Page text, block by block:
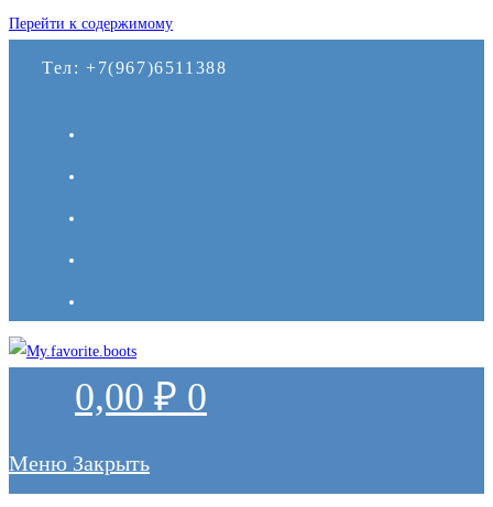
Перейти к содержимому
Тел: +7(967)6511388
0,00 ₽ 0
Меню Закрыть